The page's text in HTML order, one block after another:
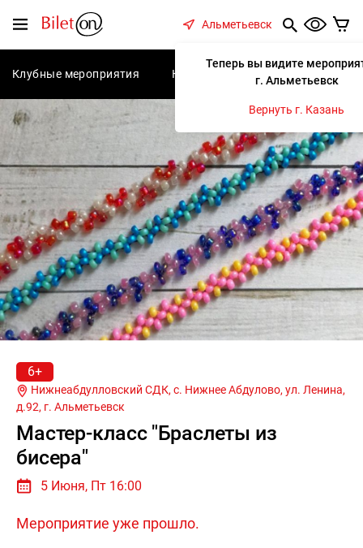
Меню
Альметьевск
Теперь вы видите
г. Альметьевск
Вернуть г. Казань
Клубные мероприятия Концерты Спектакли
6+
д.92, г. Альметьевск
Мастер-класс "Браслеты из
бисера"
5 Июня, Пт 16:00
Мероприятие уже прошло.